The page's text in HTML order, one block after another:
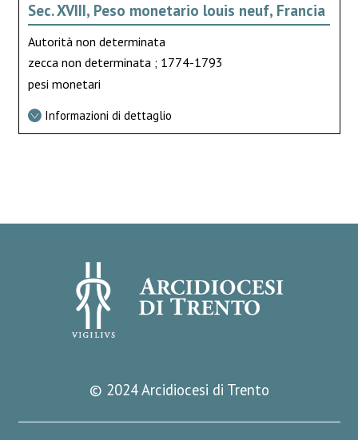
Sec. XVIII, Peso monetario louis neuf, Francia
Autorità non determinata
zecca non determinata ; 1774-1793
pesi monetari
Informazioni di dettaglio
© 2024 Arcidiocesi di Trento